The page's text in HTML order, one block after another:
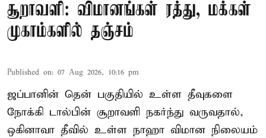
சூறாவளி: விமானங்கள் ரத்து, மக்கள்
முகாம்களில் தஞ்சம்
Published on: 07 Aug 2026, 10:16 pm
ஜப்பானின் தென் பகுதியில் உள்ள தீவுகளை
நோக்கி டால்பின் சூறாவளி நகர்ந்து வருவதால்,
ஒகினாவா தீவில் உள்ள நாஹா விமான நிலையம்